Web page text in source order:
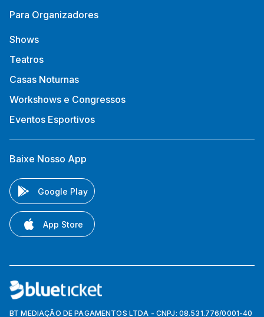
Para Organizadores
Shows
Teatros
Casas Noturnas
Workshows e Congressos
Eventos Esportivos
Baixe Nosso App
Google Play
App Store
BT MEDIAÇÃO DE PAGAMENTOS LTDA - CNPJ: 08.531.776/0001-40